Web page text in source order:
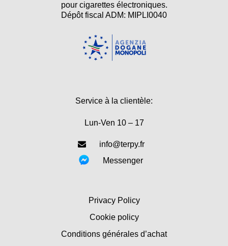
pour cigarettes électroniques.
Dépôt fiscal ADM: MIPLI0040
Service à la clientèle:
Lun-Ven 10 – 17
info@terpy.fr
Messenger
Privacy Policy
Cookie policy
Conditions générales d’achat